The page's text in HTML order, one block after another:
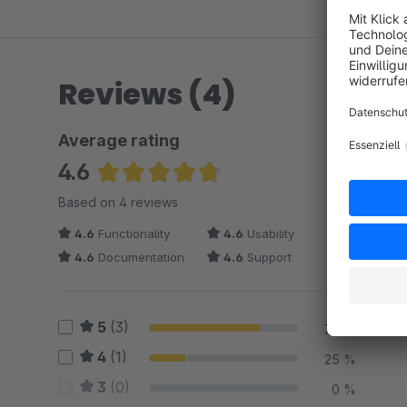
Reviews (4)
Average rating
4.6
Average rating of 4.63 out of 5 stars
Based on 4 reviews
4.6 Functionality 4.6 Usability
4.6 Documentation 4.6 Support
5 (3) 75 %
4 (1) 25 %
3 (0) 0 %